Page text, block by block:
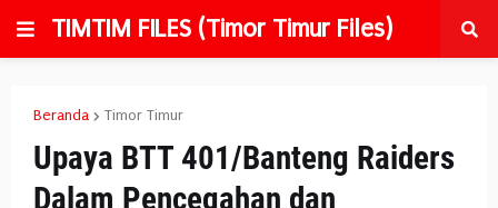
TIMTIM FILES (Timor Timur Files)
Beranda Timor Timur
Upaya BTT 401/Banteng Raiders
Dalam Pencegahan dan